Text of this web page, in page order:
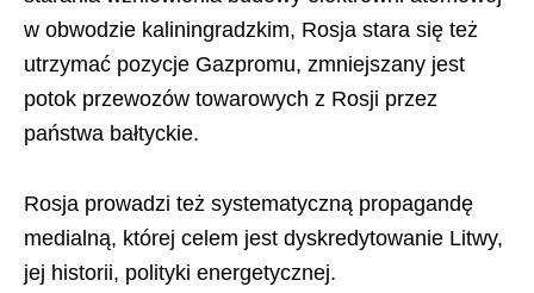
w obwodzie kaliningradzkim, Rosja stara się też
utrzymać pozycje Gazpromu, zmniejszany jest
potok przewozów towarowych z Rosji przez
państwa bałtyckie.
Rosja prowadzi też systematyczną propagandę
medialną, której celem jest dyskredytowanie Litwy,
jej historii, polityki energetycznej.